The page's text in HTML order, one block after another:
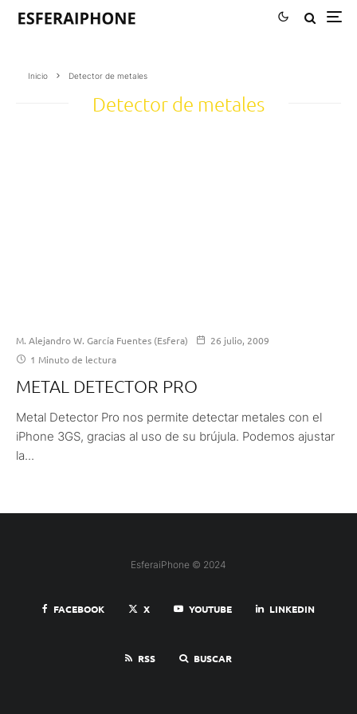
Inicio Detector de metales
Detector de metales
M. Alejandro W. García Fuentes (Esfera)
26 julio, 2009
1 Minuto de lectura
METAL DETECTOR PRO
Metal Detector Pro nos permite detectar metales con el
iPhone 3GS, gracias al uso de su brújula. Podemos ajustar
la...
EsferaiPhone © 2024
FACEBOOK X YOUTUBE LINKEDIN
RSS BUSCAR